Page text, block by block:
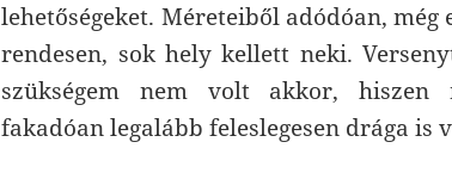
lehetőségeket. Méreteiből adódóan,
rendesen, sok hely kellett neki.
szükségem nem volt akkor, hiszen
fakadóan legalább feleslegesen drága is